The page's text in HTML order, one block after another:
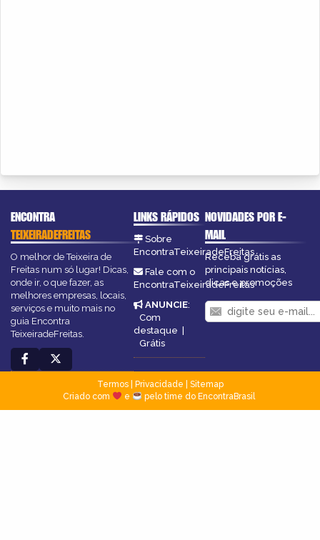
ENCONTRA
TEIXEIRADEFREITAS
O melhor de Teixeira de
Freitas num só lugar! Dicas,
onde ir, o que fazer, as
melhores empresas, locais,
serviços e muito mais no
guia Encontra
TeixeiradeFreitas.
LINKS RÁPIDOS
Sobre
EncontraTeixeiradeFreitas
Fale com o
EncontraTeixeiradeFreitas
ANUNCIE:
Com
destaque
Grátis
NOVIDADES POR E-
MAIL
Receba grátis as
principais notícias,
dicas e promoções
Termos| Privacidade
Sitemap
Criado com
e pelo time do EncontraBrasil